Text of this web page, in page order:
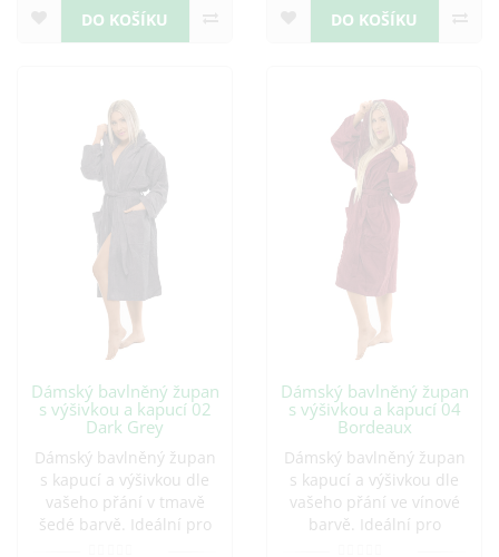
DO KOŠÍKU DO KOŠÍKU
Dámský bavlněný župan
s výšivkou a kapucí 02
Dark Grey
Dámský bavlněný župan
s kapucí a výšivkou dle
vašeho přání v tmavě
šedé barvě. Ideální pro
Dámský bavlněný župan
s výšivkou a kapucí 04
Bordeaux
Dámský bavlněný župan
s kapucí a výšivkou dle
vašeho přání ve vínové
barvě. Ideální pro